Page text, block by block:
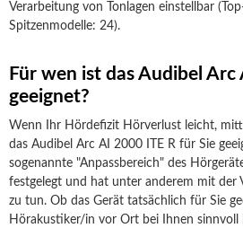
Verarbeitung von Tonlagen einstellbar
Spitzenmodelle: 24).
Für wen ist das Audibel Arc
geeignet?
Wenn Ihr Hördefizit Hörverlust leicht,
das Audibel Arc AI 2000 ITE R für Sie
sogenannte "Anpassbereich" des
festgelegt und hat unter anderem mit der
zu tun. Ob das Gerät tatsächlich für Sie
Hörakustiker/in vor Ort bei Ihnen sinnvoll